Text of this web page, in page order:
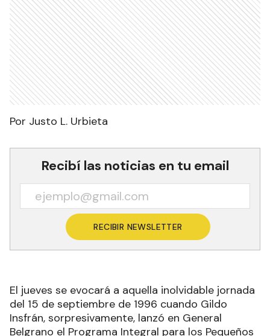
Por Justo L. Urbieta
Recibí las noticias en tu email
RECIBIR NEWSLETTER
El jueves se evocará a aquella inolvidable jornada
del 15 de septiembre de 1996 cuando Gildo
Insfrán, sorpresivamente, lanzó en General
Belgrano el Programa Integral para los Pequeños